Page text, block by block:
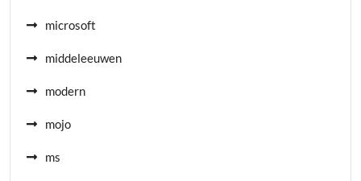
microsoft
middeleeuwen
modern
mojo
ms